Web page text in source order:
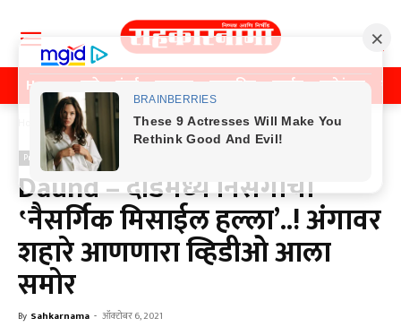
Home पुणे मुंबई महाराष्ट्र राजकीय क्राईम मनोरंजन
Home Previos News
Previos News
Daund – दौंडमध्ये निसर्गाचा
‛नैसर्गिक मिसाईल हल्ला’..! अंगावर
शहारे आणणारा व्हिडीओ आला
समोर
By Sahkarnama - ऑक्टोबर 6, 2021